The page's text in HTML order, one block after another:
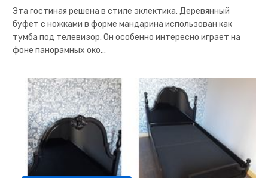
Эта гостиная решена в стиле эклектика. Деревянный
буфет с ножками в форме мандарина использован как
тумба под телевизор. Он особенно интересно играет на
фоне панорамных око...